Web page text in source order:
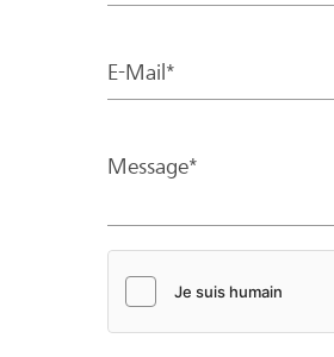
E-Mail*
Message*